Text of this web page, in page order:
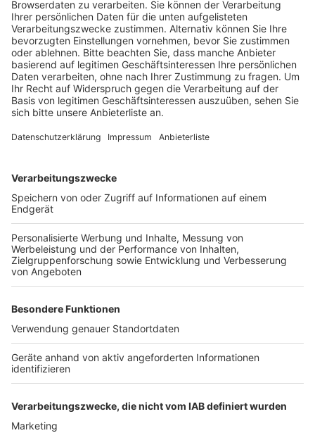
Veröffentlicht:Freitag, 23.08.2019 16:04
Anzeige
Als sich die Kasse nicht öffnen ließ, flüchtete der
gegenüberliegende Wohngebiet.
Der Täter ist etwa 30 bis 35 Jahre alt, hellhäutig und
von normaler Statur. Er sprach akzentfreies Deutsch.
Bekleidet war er mit schwarzer Oberbekleidung,
schwarzer langer Hose mit roten Längsstreifen am
Hosenbein, einer schwarzen Sonnenbrille und einer
schwarzen Sturmhaube. Das Kriminalkommissariat 13
die Angaben zum Täter oder dessen Aufenthalt
machen können, sich unter 02233 52-0 telefonisch zu
melden.
Anzeige